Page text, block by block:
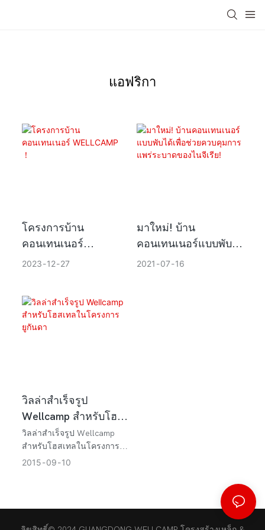
แอฟริกา
โครงการบ้าน
คอนเทนเนอร์
WELLCAMP ！
2023 12 27
มาใหม่! บ้าน
คอนเทนเนอร์แบบพับ
ได้เพื่อช่วยควบคุมการ
2021 07 16
วิลล่าสำเร็จรูป
Wellcamp สำหรับโฮส
เทลในโครงการยูกันดา
วิลล่าสำเร็จรูป Wellcamp
สำหรับโฮสเทลในโครงการ
ยูกันดา
2015 09 10